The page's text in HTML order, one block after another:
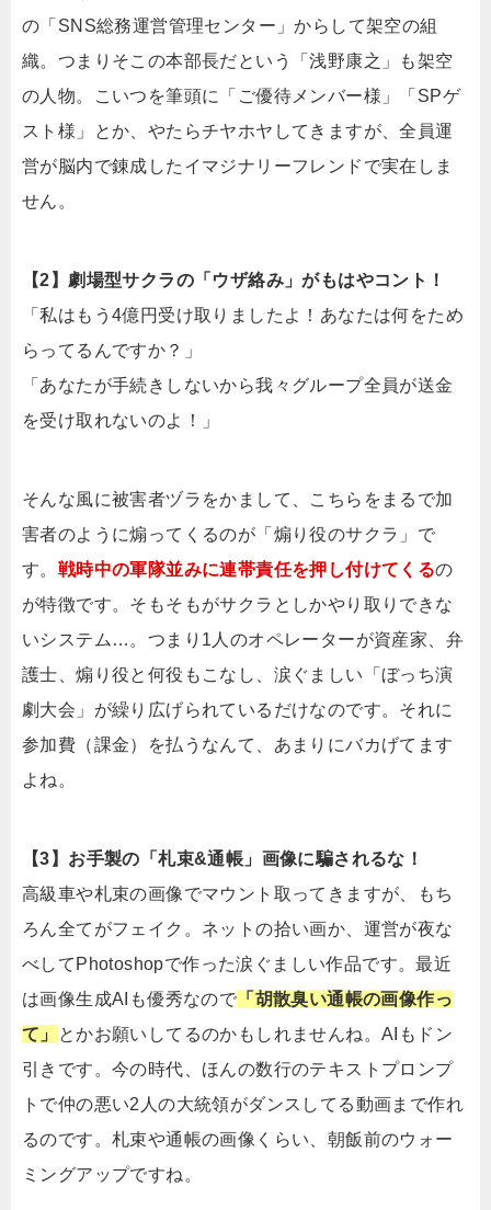
の「SNS総務運営管理センター」からして架空の組
織。つまりそこの本部長だという「浅野康之」も架空
の人物。こいつを筆頭に「ご優待メンバー様」「SPゲ
スト様」とか、やたらチヤホヤしてきますが、全員運
営が脳内で錬成したイマジナリーフレンドで実在しま
せん。
【2】劇場型サクラの「ウザ絡み」がもはやコント！
「私はもう4億円受け取りましたよ！あなたは何をため
らってるんですか？」
「あなたが手続きしないから我々グループ全員が送金
を受け取れないのよ！」
そんな風に被害者ヅラをかまして、こちらをまるで加
害者のように煽ってくるのが「煽り役のサクラ」で
す。 戦時中の軍隊並みに連帯責任を押し付けてくるの
が特徴です。そもそもがサクラとしかやり取りできな
いシステム…。つまり1人のオペレーターが資産家、弁
護士、煽り役と何役もこなし、涙ぐましい「ぼっち演
劇大会」が繰り広げられているだけなのです。それに
参加費（課金）を払うなんて、あまりにバカげてます
よね。
【3】お手製の「札束&通帳」画像に騙されるな！
高級車や札束の画像でマウント取ってきますが、もち
ろん全てがフェイク。ネットの拾い画か、運営が夜な
べしてPhotoshopで作った涙ぐましい作品です。最近
は画像生成AIも優秀なので 「胡散臭い通帳の画像作っ
て」
とかお願いしてるのかもしれませんね。AIもドン
引きです。今の時代、ほんの数行のテキストプロンプ
トで仲の悪い2人の大統領がダンスしてる動画まで作れ
るのです。札束や通帳の画像くらい、朝飯前のウォー
ミングアップですね。